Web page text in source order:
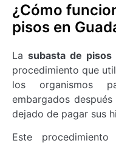
¿Cómo
pisos en
La subasta de pisos
procedimiento que
los organismos
embargados
dejado de pagar sus
Este